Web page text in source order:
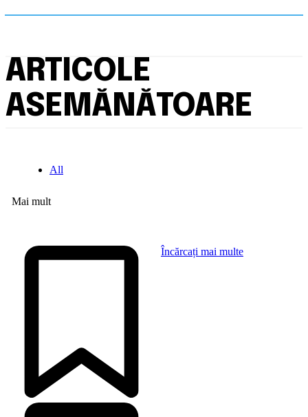
ARTICOLE
ASEMĂNĂTOARE
All
Mai mult
Încărcați mai multe